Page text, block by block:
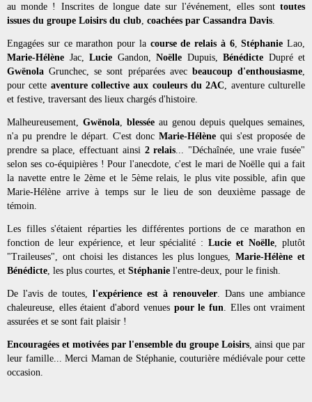
au monde ! Inscrites de longue date sur l'événement, elles sont toutes
issues du groupe Loisirs du club coachées par Cassandra Davis
Engagées sur ce marathon pour la course de relais à 6, Stéphanie
Marie-Hélène Jac, Lucie Gandon, Noëlle Dupuis, Bénédicte
Gwënola Grunchec, se sont préparées avec beaucoup d'enthousiasme
pour cette aventure collective aux couleurs du 2AC , aventure culturelle
et festive, traversant des lieux chargés d'histoire.
Malheureusement, Gwënola blessée au genou depuis quelques semaines,
n'a pu prendre le départ. C'est donc Marie-Hélène qui s'est proposée de
prendre sa place, effectuant ainsi 2 relais ... "Déchaînée, une vraie fusée"
selon ses co-équipières ! Pour l'anecdote, c'est le mari de Noëlle qui a fait
la navette entre le 2ème et le 5ème relais, le plus vite possible, afin que
Marie-Hélène arrive à temps sur le lieu de son deuxième passage de
témoin.
Les filles s'étaient réparties les différentes portions de ce marathon en
fonction de leur expérience, et leur spécialité : Lucie et Noëlle , plutôt
"Traileuses", ont choisi les distances les plus longues, Marie-Hélène et
Bénédicte , les plus courtes, et Stéphanie l'entre-deux, pour le finish.
De l'avis de toutes, l'expérience est à renouveler . Dans une ambiance
chaleureuse, elles étaient d'abord venues pour le fun . Elles ont vraiment
assurées et se sont fait plaisir !
Encouragées et motivées par l'ensemble du groupe Loisirs , ainsi que par
leur famille... Merci Maman de Stéphanie, couturière médiévale pour cette
occasion.